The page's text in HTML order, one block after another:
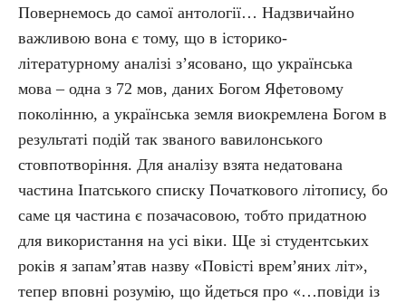
Повернемось до самої антології… Надзвичайно
важливою вона є тому, що в історико-
літературному аналізі з’ясовано, що українська
мова – одна з 72 мов, даних Богом Яфетовому
поколінню, а українська земля виокремлена Богом в
результаті подій так званого вавилонського
стовпотворіння. Для аналізу взята недатована
частина Іпатського списку Початкового літопису, бо
саме ця частина є позачасовою, тобто придатною
для використання на усі віки. Ще зі студентських
років я запам’ятав назву «Повісті врем’яних літ»,
тепер вповні розумію, що йдеться про «…повіди із